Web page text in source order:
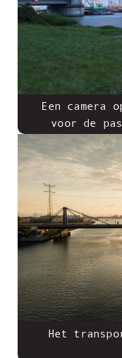
Een camera
voor de
Het